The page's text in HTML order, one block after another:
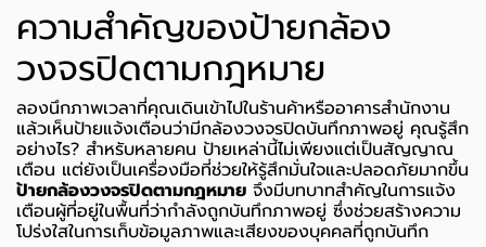
ความสำคัญของป้ายกล้อง
วงจรปิดตามกฎหมาย
ลองนึกภาพเวลาที่คุณเดินเข้าไปในร้านค้าหรืออาคารสำนักงาน
แล้วเห็นป้ายแจ้งเตือนว่ามีกล้องวงจรปิดบันทึกภาพอยู่ คุณรู้สึก
อย่างไร? สำหรับหลายคน ป้ายเหล่านี้ไม่เพียงแต่เป็นสัญญาณ
เตือน แต่ยังเป็นเครื่องมือที่ช่วยให้รู้สึกมั่นใจและปลอดภัยมากขึ้น
ป้ายกล้องวงจรปิดตามกฎหมาย จึงมีบทบาทสำคัญในการแจ้ง
เตือนผู้ที่อยู่ในพื้นที่ว่ากำลังถูกบันทึกภาพอยู่ ซึ่งช่วยสร้างความ
โปร่งใสในการเก็บข้อมูลภาพและเสียงของบุคคลที่ถูกบันทึก